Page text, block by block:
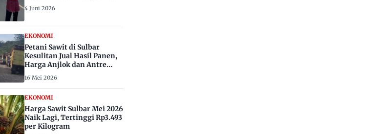
4 Juni 2026
EKONOMI
Petani Sawit di Sulbar
Kesulitan Jual Hasil Panen,
Harga Anjlok dan Antre
Berhari-hari
16 Mei 2026
EKONOMI
Harga Sawit Sulbar Mei 2026
Naik Lagi, Tertinggi Rp3.493
per Kilogram